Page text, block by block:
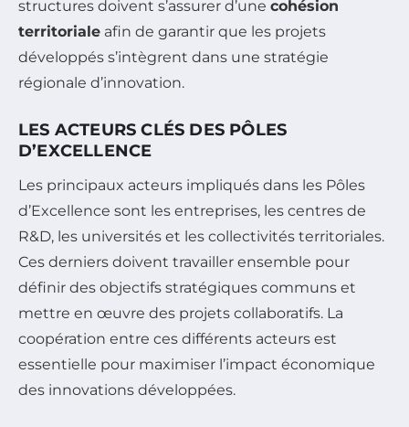
structures doivent s’assurer d’une cohésion
territoriale afin de garantir que les projets
développés s’intègrent dans une stratégie
régionale d’innovation.
LES ACTEURS CLÉS DES PÔLES
D’EXCELLENCE
Les principaux acteurs impliqués dans les Pôles
d’Excellence sont les entreprises, les centres de
R&D, les universités et les collectivités territoriales.
Ces derniers doivent travailler ensemble pour
définir des objectifs stratégiques communs et
mettre en œuvre des projets collaboratifs. La
coopération entre ces différents acteurs est
essentielle pour maximiser l’impact économique
des innovations développées.